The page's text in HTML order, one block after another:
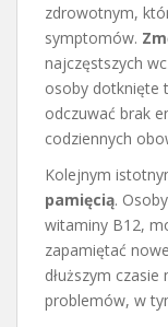
zdrowotnym,
symptomów.
najczęstszych
osoby dotknięte
odczuwać brak
codziennych
Kolejnym
pamięcią.
witaminy B12,
zapamiętać
dłuższym
problemów, w